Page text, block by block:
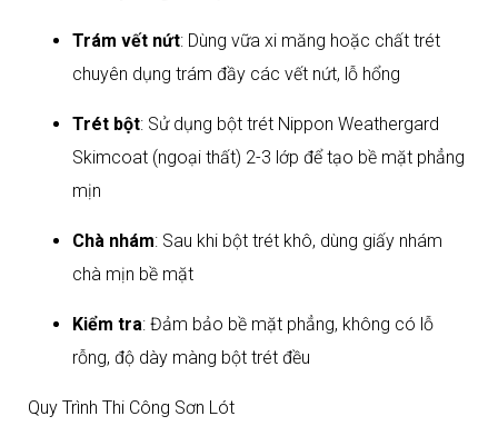
Trám vết nứt: Dùng vữa xi măng hoặc chất trét
chuyên dụng trám đầy các vết nứt, lỗ hổng
Trét bột: Sử dụng bột trét Nippon Weathergard
Skimcoat (ngoại thất) 2-3 lớp để tạo bề mặt phẳng
mịn
Chà nhám: Sau khi bột trét khô, dùng giấy nhám
chà mịn bề mặt
Kiểm tra: Đảm bảo bề mặt phẳng, không có lỗ
rỗng, độ dày màng bột trét đều​
Quy Trình Thi Công Sơn Lót